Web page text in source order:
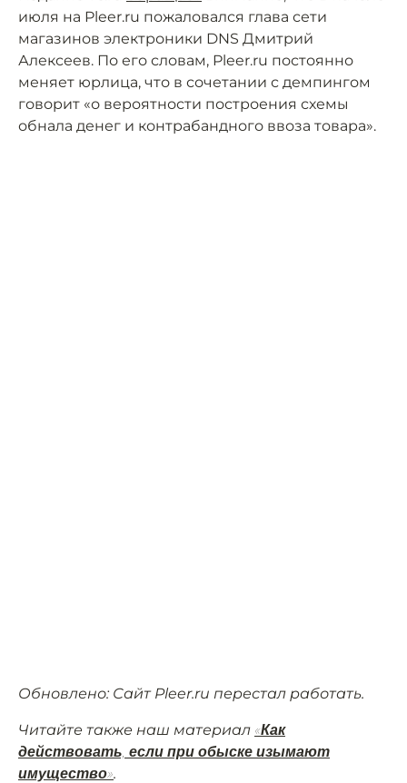
июля на Pleer.ru пожаловался глава сети
магазинов электроники DNS Дмитрий
Алексеев. По его словам, Pleer.ru постоянно
меняет юрлица, что в сочетании с демпингом
говорит «о вероятности построения схемы
обнала денег и контрабандного ввоза товара».
Обновлено: Сайт Pleer.ru перестал работать.
Читайте также наш материал «Как
действовать, если при обыске изымают
имущество».